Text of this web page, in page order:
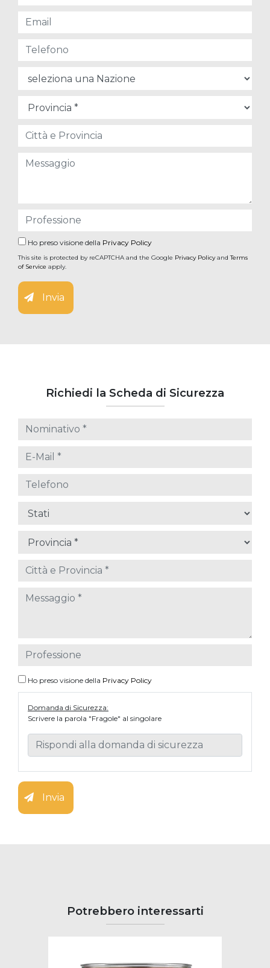
Ho preso visione della Privacy Policy
This site is protected by reCAPTCHA and the Google Privacy PolicyandTerms
of Service apply.
Invia
Richiedi la Scheda di Sicurezza
Ho preso visione della Privacy Policy
Domanda di Sicurezza:
Scrivere la parola "Fragole" al singolare
Invia
Potrebbero interessarti